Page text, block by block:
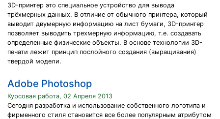
3D-принтер это специальное устройство для вывода
трёхмерных данных. В отличие от обычного принтера, который
выводит двумерную информацию на лист бумаги, 3D-принтер
позволяет выводить трехмерную информацию, т.е. создавать
определенные физические объекты. В основе технологии 3D-
печати лежит принцип послойного создания (выращивания)
твердой модели.
Adobe Photoshop
Курсовая работа, 02 Апреля 2013
Сегодня разработка и использование собственного логотипа и
фирменного стиля становится все более популярным атрибутом